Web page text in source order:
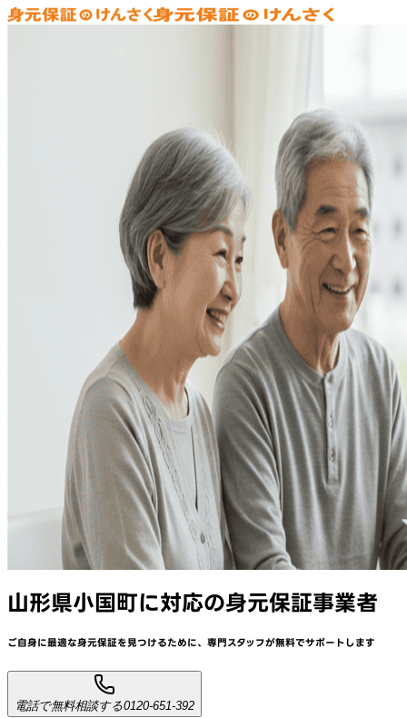
山形県小国町に対応の身元保証事業者
ご自身に最適な身元保証を見つけるために、 専門スタッフが無料でサポートします
電話で無料相談する0120-651-392